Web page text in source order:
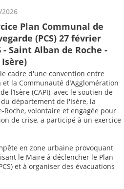
Plan Communal de
(PCS) 27 février
- Saint Alban de Roche -
Isère)
cadre d'une convention entre
et la Communauté d’Agglomération
l’Isère (CAPI), avec le soutien de
du département de l'Isère, la
volontaire et engagée pour
de crise, a participé à un exercice
en zone urbaine provoquant
le Maire à déclencher le Plan
et à organiser des évacuations